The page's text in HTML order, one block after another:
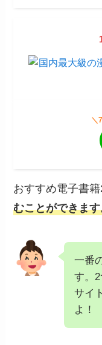
＼
おすすめ電子書
むことができま
一番
す。
サイ
よ！